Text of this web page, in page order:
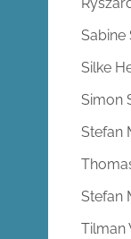
Sabine
Silke
Simon
Stefan
Stefan
Tilman